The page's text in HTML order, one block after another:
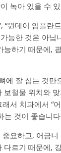
녹아 있을 수
“원데이 임플란
능한 것은 아
하기 때문에,
에 잘 심는 것만
철물 위치와
서 치과에서 “
는 것이 좋습니
요하고, 어금
르기 때문에,